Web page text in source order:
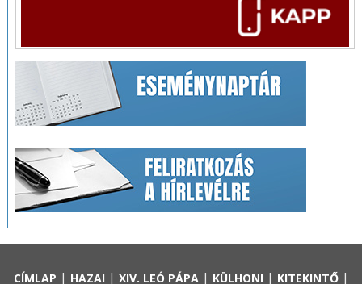
CÍMLAP | HAZAI | XIV. LEÓ PÁPA| KÜLHONI | KITEKINTŐ|